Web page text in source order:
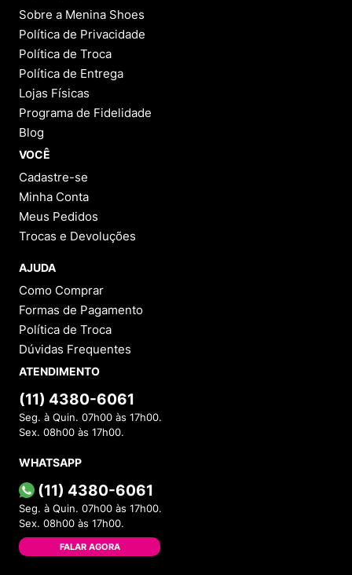
Sobre a Menina Shoes
Política de Privacidade
Política de Troca
Política de Entrega
Lojas Físicas
Programa de Fidelidade
Blog
VOCÊ
Cadastre-se
Minha Conta
Meus Pedidos
Trocas e Devoluções
AJUDA
Como Comprar
Formas de Pagamento
Política de Troca
Dúvidas Frequentes
ATENDIMENTO
(11) 4380-6061
Seg. à Quin. 07h00 às 17h00.
Sex. 08h00 às 17h00.
WHATSAPP
(11) 4380-6061
Seg. à Quin. 07h00 às 17h00.
Sex. 08h00 às 17h00.
FALAR AGORA